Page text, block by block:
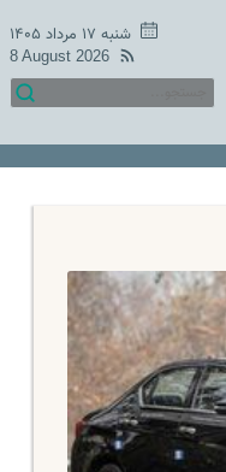
شنبه ۱۷ مرداد ۱۴۰۵
8 August 2026